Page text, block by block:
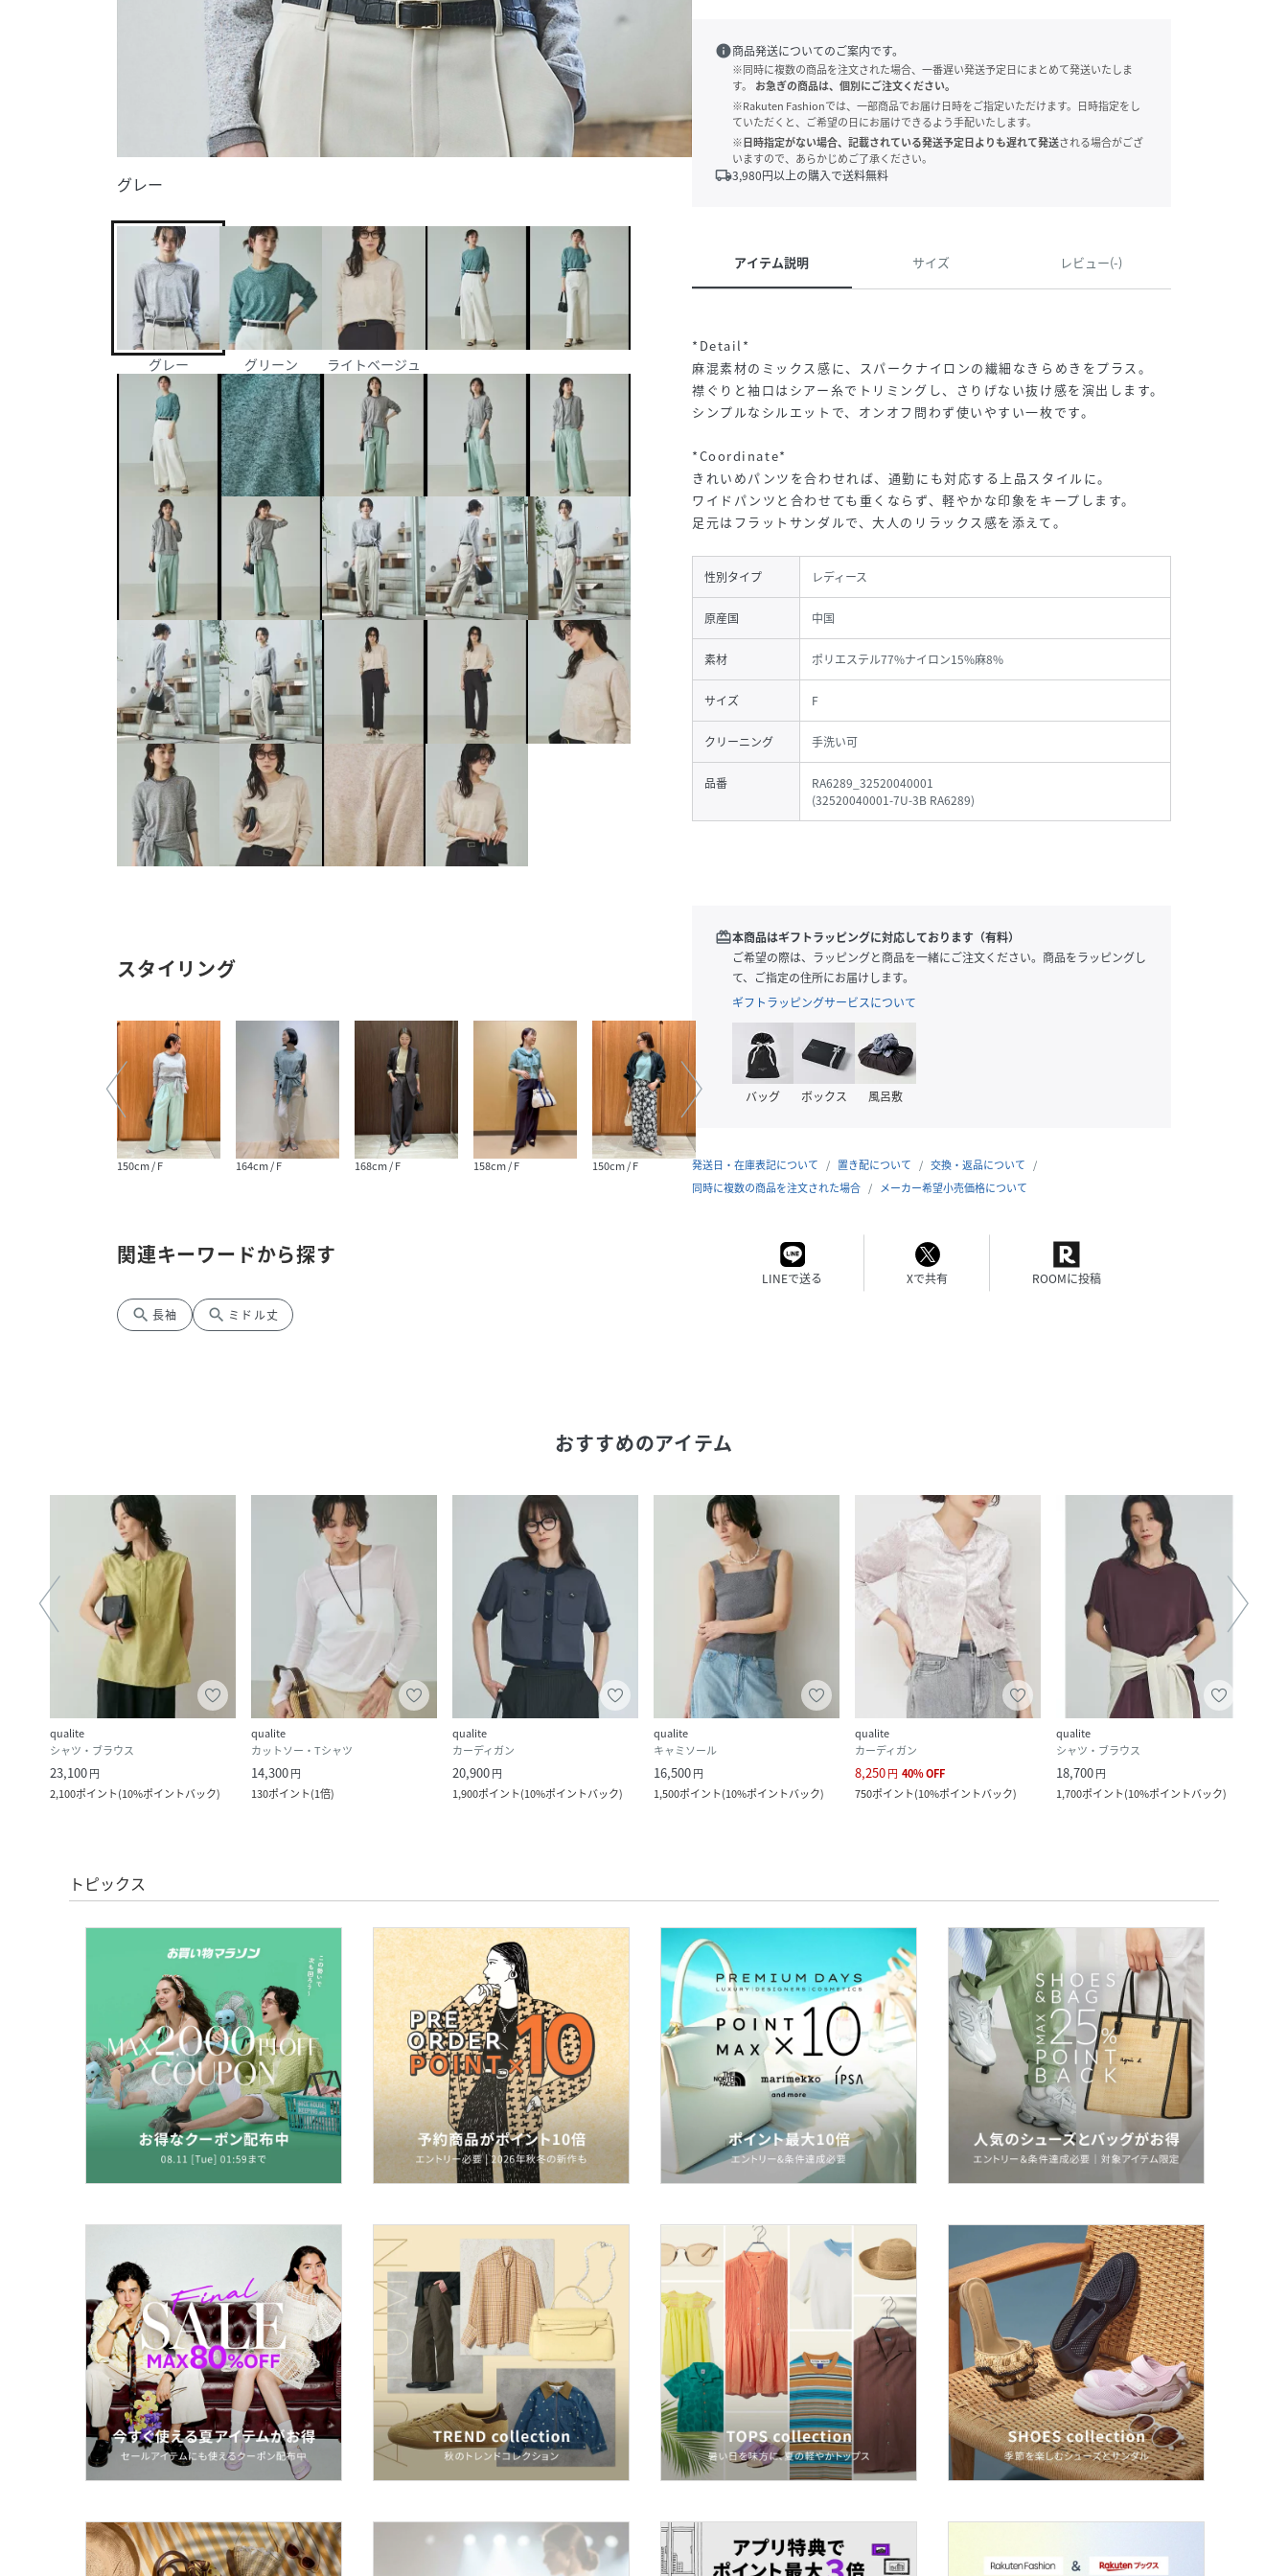
グレー
グレー グリーン ライトベージュ
スタイリング
150cm / F 164cm / F 168cm / F 158cm / F 150cm / F 150cm / F 168cm / F 167cm / F
関連キーワードから探す
search 長袖 search ミドル丈
info商品発送についてのご案内です。
※同時に複数の商品を注文された場合、一番遅い発送予定日にまとめて発送いたしま
す。
お急ぎの商品は、個別にご注文ください。
※Rakuten Fashionでは、一部商品でお届け日時をご指定いただけます。日時指定をし
ていただくと、ご希望の日にお届けできるよう手配いたします。
※日時指定がない場合、記載されている発送予定日よりも遅れて発送される場合がござ
いますので、あらかじめご了承ください。
local_shipping3,980円以上の購入で送料無料
アイテム説明 サイズ レビュー(-)
*Detail*
麻混素材のミックス感に、スパークナイロンの繊細なきらめきをプラス。
襟ぐりと袖口はシアー糸でトリミングし、さりげない抜け感を演出します。
シンプルなシルエットで、オンオフ問わず使いやすい一枚です。
*Coordinate*
きれいめパンツを合わせれば、通勤にも対応する上品スタイルに。
ワイドパンツと合わせても重くならず、軽やかな印象をキープします。
足元はフラットサンダルで、大人のリラックス感を添えて。
性別タイプ レディース
原産国 中国
素材 ポリエステル77%ナイロン15%麻8%
サイズ F
クリーニング 手洗い可
品番
RA6289_32520040001
(32520040001-7U-3B RA6289)
redeem本商品はギフトラッピングに対応しております（有料）
ご希望の際は、ラッピングと商品を一緒にご注文ください。商品をラッピングし
て、ご指定の住所にお届けします。
ギフトラッピングサービスについて
バッグ ボックス 風呂敷
発送日・在庫表記について 置き配について
交換・返品について
同時に複数の商品を注文された場合
メーカー希望小売価格について
LINEで送る Xで共有 ROOMに投稿
おすすめのアイテム
qualite
シャツ・ブラウス
23,100円
2,100ポイント(10%ポイントバック)
qualite
カットソー・Tシャツ
14,300円
130ポイント(1倍)
qualite
カーディガン
20,900円
1,900ポイント(10%ポイントバック)
qualite
キャミソール
16,500円
1,500ポイント(10%ポイントバック)
qualite
カーディガン
8,250円 40%OFF
750ポイント(10%ポイントバック)
qualite
シャツ・ブラウス
18,700円
1,700ポイント(10%ポイントバック)
トピックス